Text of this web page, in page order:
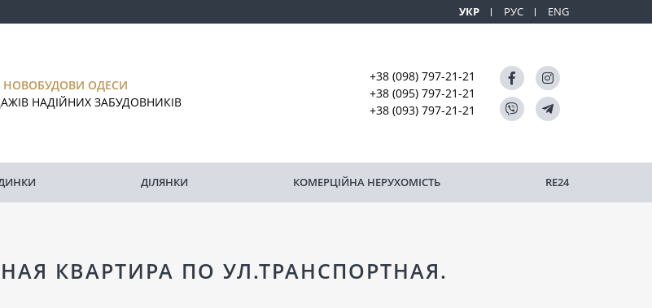
УКР РУС ENG
НОВОБУДОВИ ОДЕСИ
НАДІЙНИХ ЗАБУДОВНИКІВ
+38 (098) 797-21-21
+38 (095) 797-21-21
+38 (093) 797-21-21
ДІЛЯНКИ КОМЕРЦІЙНА НЕРУХОМІСТЬ RE24
КВАРТИРА ПО УЛ.ТРАНСПОРТНАЯ.